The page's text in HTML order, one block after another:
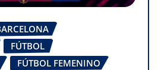
FÚTBOL
FÚTBOL FEMENINO